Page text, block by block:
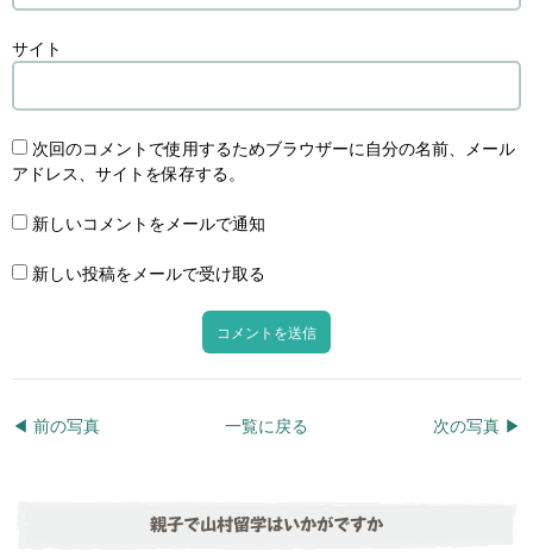
サイト
次回のコメントで使用するためブラウザーに自分の名前、メール
アドレス、サイトを保存する。
新しいコメントをメールで通知
新しい投稿をメールで受け取る
◀︎ 前の写真 次の写真 ▶︎
一覧に戻る
親子で山村留学はいかがですか